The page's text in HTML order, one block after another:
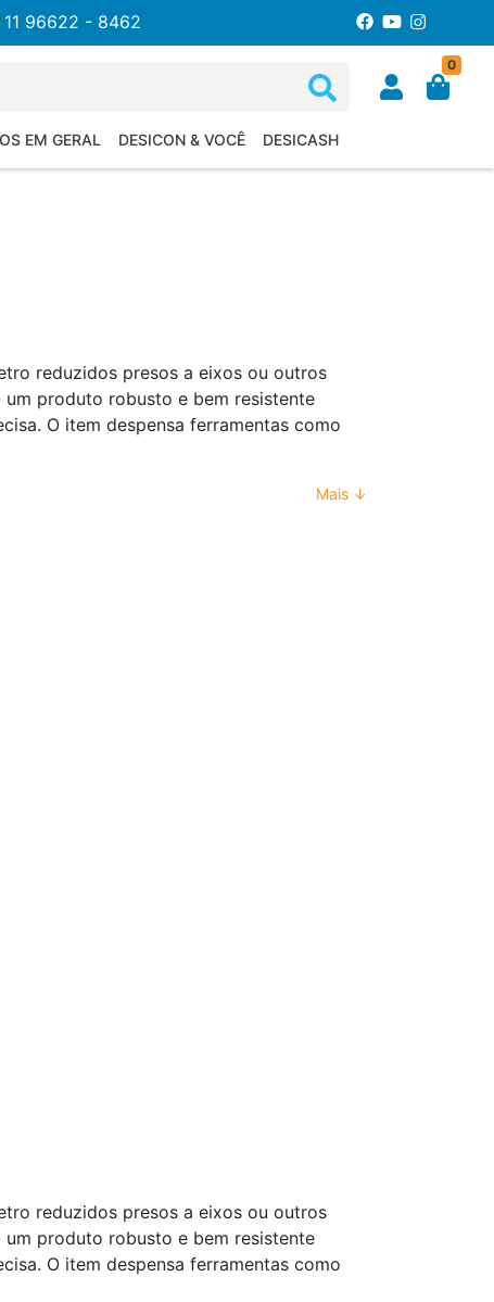
11 96622 - 8462
0
EM GERAL DESICON & VOCÊ DESICASH
reduzidos presos a eixos ou outros
produto robusto e bem resistente
O item despensa ferramentas como
Mais ↓
reduzidos presos a eixos ou outros
produto robusto e bem resistente
O item despensa ferramentas como